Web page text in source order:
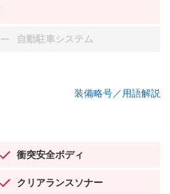
自動駐車システム
：装備なし
装備略号／用語解説
衝突安全ボディ
：装備あり
クリアランスソナー
：装備あり